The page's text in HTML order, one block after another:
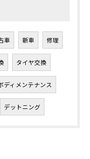
車 新車 修理
タイヤ交換
ディメンテナンス
デットニング